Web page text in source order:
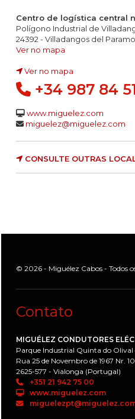
Centro de logística central
Polígono Industrial de
24392 - Villadangos del
Ver no mapa
Ver no mapa
+34 987 84
www.miguelez.com
miguelez@miguelez.com
CONSULTE OUTRAS
© 2026 - Miguélez Cabos - Todos
Contato
MIGUÉLEZ CONDUTORES
Parque Industrial Quinta do Olival
Rua 25 de Novembro de 1967 Nr.
2625-577 - Vialonga (Portugal)
+351 21 942 75 00
www.miguelez.com